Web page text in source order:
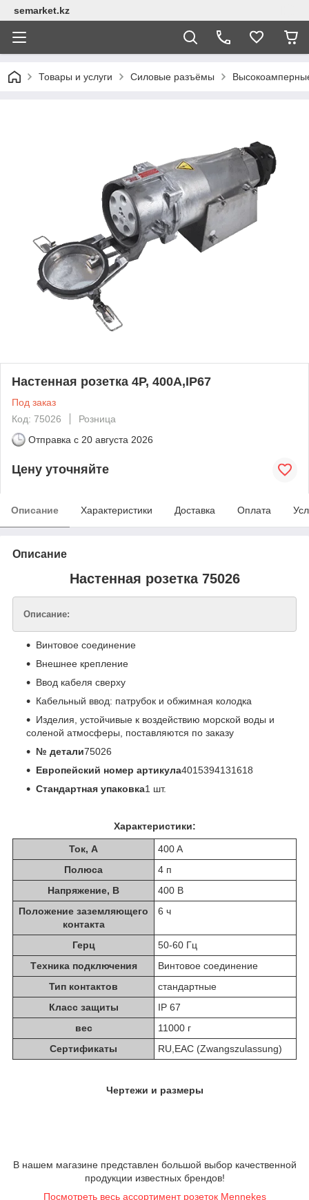
semarket.kz
Товары и услуги Силовые разъёмы
Настенная розетка 4P, 400A,IP67
Под заказ
Код: 75026
Розница
Отправка с 20 августа 2026
Цену уточняйте
Описание Характеристики Доставка Оплата
Описание
Настенная розетка 75026
Описание:
Винтовое соединение
Внешнее крепление
Ввод кабеля сверху
Кабельный ввод: патрубок и обжимная колодка
Изделия, устойчивые к воздействию морской воды и
соленой атмосферы, поставляются по заказу
№ детали75026
Европейский номер артикула4015394131618
Стандартная упаковка1 шт.
Характеристики:
Ток, А
400 A
Полюса
4 п
Напряжение, В
400 B
Положение заземляющего
контакта
6 ч
Герц
50-60 Гц
Tехника подключения
Винтовое соединение
Тип контактов
стандартные
Класс защиты
IP 67
вес
11000 г
Сертификаты
RU,EAC (Zwangszulassung)
Чертежи и размеры
В нашем магазине представлен большой выбор качественной
продукции известных брендов!
Посмотреть весь ассортимент розеток Mennekes